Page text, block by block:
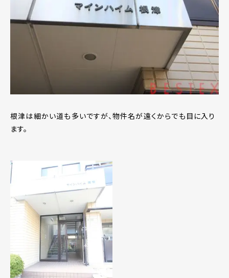
根津は細かい道も多いですが、物件名が遠くからでも目に入り
ます。